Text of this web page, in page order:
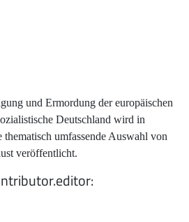
und Ermordung der europäischen
Deutschland wird in
thematisch umfassende Auswahl von
veröffentlicht.